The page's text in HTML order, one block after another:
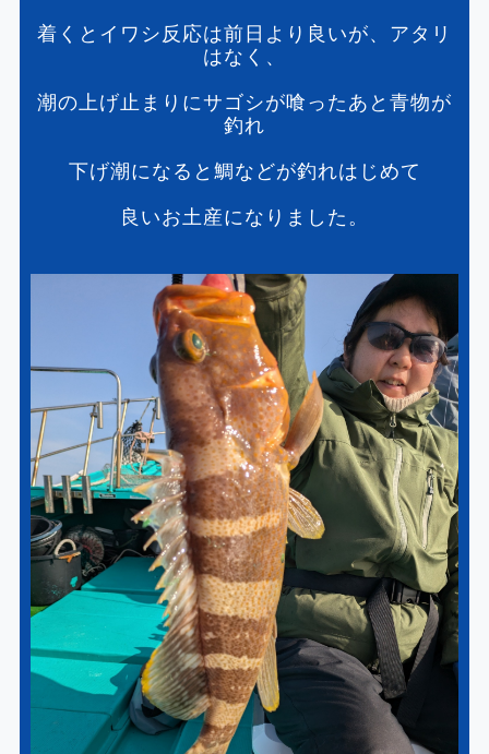
着くとイワシ反応は前日より良いが、アタリ
はなく、
潮の上げ止まりにサゴシが喰ったあと青物が
釣れ
下げ潮になると鯛などが釣れはじめて
良いお土産になりました。